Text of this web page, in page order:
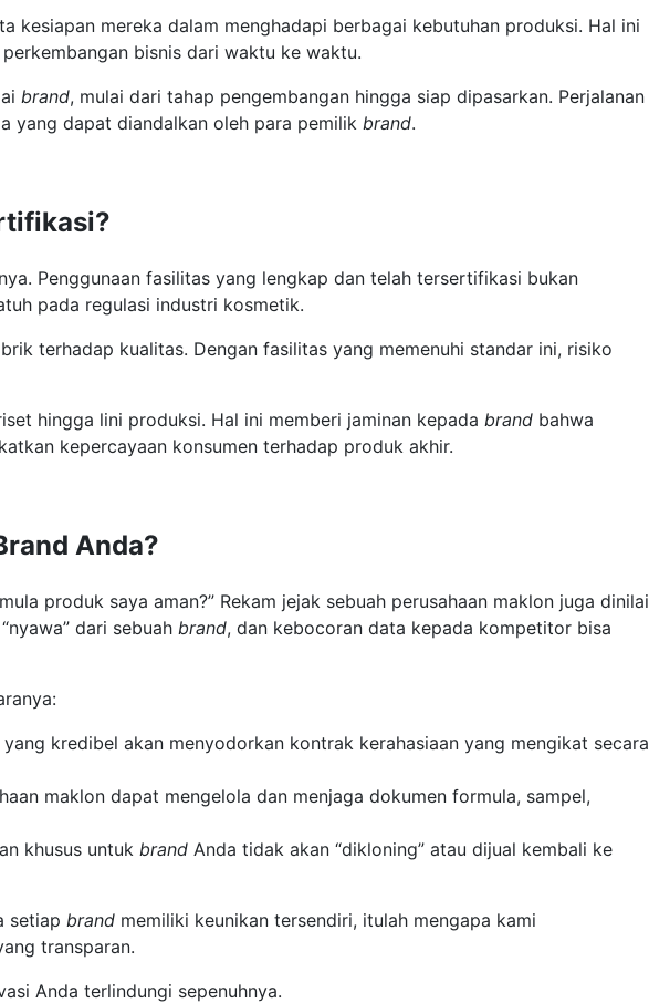
kesiapan mereka dalam menghadapi berbagai kebutuhan produksi. Hal ini
bisnis dari waktu ke waktu.
brand, mulai dari tahap pengembangan hingga siap dipasarkan. Perjalanan
yang dapat diandalkan oleh para pemilik brand.
Penggunaan fasilitas yang lengkap dan telah tersertifikasi bukan
pada regulasi industri kosmetik.
terhadap kualitas. Dengan fasilitas yang memenuhi standar ini, risiko
hingga lini produksi. Hal ini memberi jaminan kepada brand bahwa
kepercayaan konsumen terhadap produk akhir.
Anda?
produk saya aman?” Rekam jejak sebuah perusahaan maklon juga dinilai
dari sebuah brand, dan kebocoran data kepada kompetitor bisa
kredibel akan menyodorkan kontrak kerahasiaan yang mengikat secara
maklon dapat mengelola dan menjaga dokumen formula, sampel,
khusus untuk brand Anda tidak akan “dikloning” atau dijual kembali ke
setiap brand memiliki keunikan tersendiri, itulah mengapa kami
transparan.
Anda terlindungi sepenuhnya.